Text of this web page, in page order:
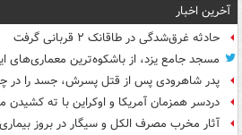
آخرین اخبار
حادثه غرق‌شدگی در طاقانک ۲ قربانی گرفت
مسجد جامع یزد، از باشکوه‌ترین معماری‌های
پدر شاهرودی پس از قتل پسرش، جسد را در
دردسر همزمان آمریکا و اوکراین با ته
آثار مخرب مصرف الکل و سیگار در بروز